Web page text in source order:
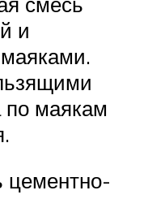
и
маякам
цементно-